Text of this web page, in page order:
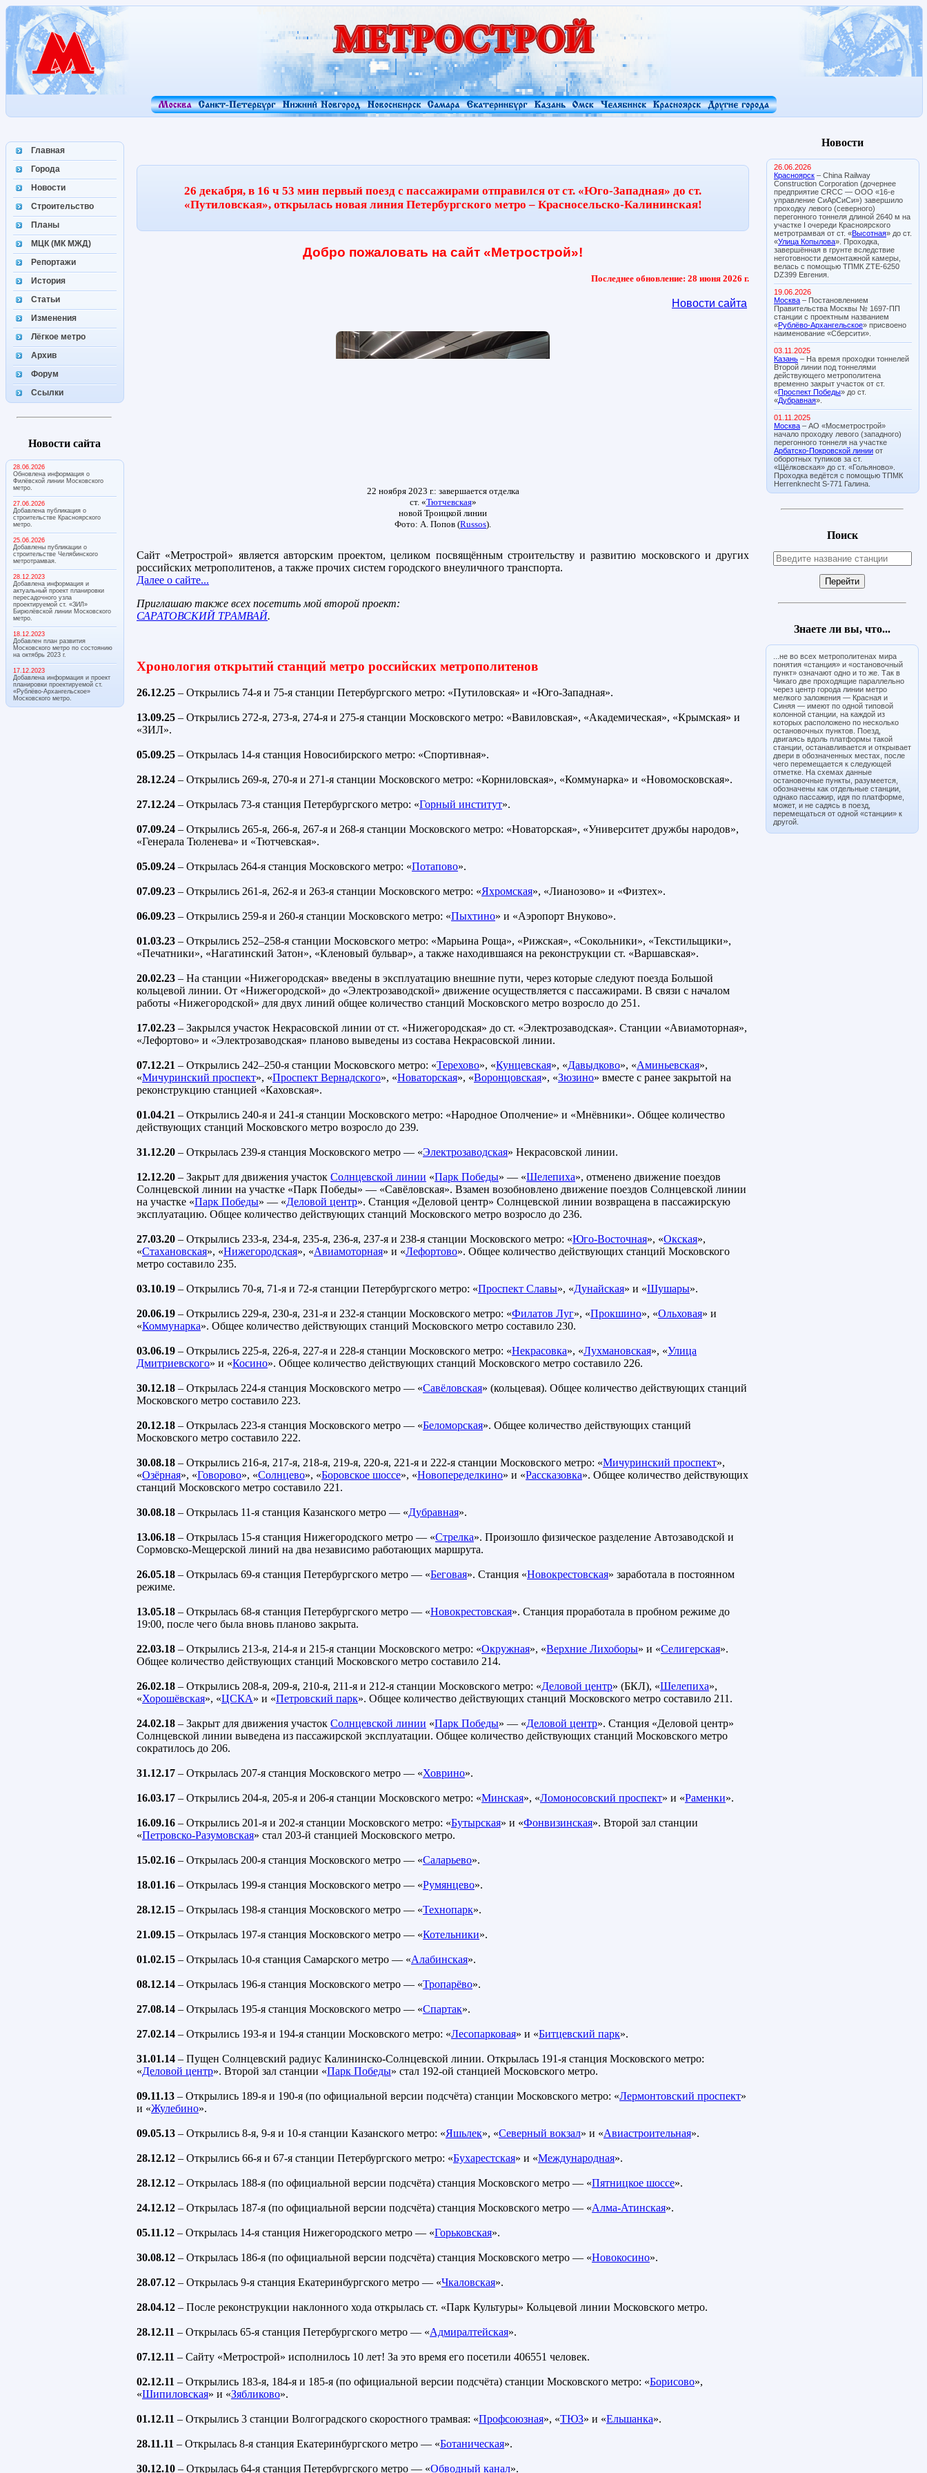
Главная
Города
Новости
Строительство
Планы
МЦК (МК МЖД)
Репортажи
История
Статьи
Изменения
Лёгкое метро
Архив
Форум
Ссылки
Новости сайта
28.06.2026
Обновлена информация о
Филёвской линии Московского
метро.
27.06.2026
Добавлена публикация о
строительстве Красноярского
метро.
25.06.2026
Добавлены публикации о
строительстве Челябинского
метротрамвая.
28.12.2023
Добавлена информация и
актуальный проект планировки
пересадочного узла
проектируемой ст. «ЗИЛ»
Бирюлёвской линии Московского
метро.
18.12.2023
Добавлен план развития
Московского метро по состоянию
на октябрь 2023 г.
17.12.2023
Добавлена информация и проект
планировки проектируемой ст.
«Рублёво-Архангельское»
Московского метро.
Новости
26.06.2026
Красноярск – China Railway
Construction Corporation (дочернее
предприятие CRCC — ООО «16-е
управление СиАрСиСи») завершило
проходку левого (северного)
перегонного тоннеля длиной 2640 м на
участке I очереди Красноярского
метротрамвая от ст. «Высотная» до ст.
«Улица Копылова». Проходка,
завершённая в грунте вследствие
неготовности демонтажной камеры,
велась с помощью ТПМК ZTE-6250
DZ399 Евгения.
19.06.2026
Москва – Постановлением
Правительства Москвы № 1697-ПП
станции с проектным названием
«Рублёво-Архангельское» присвоено
наименование «Сберсити».
03.11.2025
Казань – На время проходки тоннелей
Второй линии под тоннелями
действующего метрополитена
временно закрыт участок от ст.
«Проспект Победы» до ст.
«Дубравная».
01.11.2025
Москва – АО «Мосметрострой»
начало проходку левого (западного)
перегонного тоннеля на участке
Арбатско-Покровской линии от
оборотных тупиков за ст.
«Щёлковская» до ст. «Гольяново».
Проходка ведётся с помощью ТПМК
Herrenknecht S-771 Галина.
Поиск
Знаете ли вы, что...
...не во всех метрополитенах мира
понятия «станция» и «остановочный
пункт» означают одно и то же. Так в
Чикаго две проходящие параллельно
через центр города линии метро
мелкого заложения — Красная и
Синяя — имеют по одной типовой
колонной станции, на каждой из
которых расположено по несколько
остановочных пунктов. Поезд,
двигаясь вдоль платформы такой
станции, останавливается и открывает
двери в обозначенных местах, после
чего перемещается к следующей
отметке. На схемах данные
остановочные пункты, разумеется,
обозначены как отдельные станции,
однако пассажир, идя по платформе,
может, и не садясь в поезд,
перемещаться от одной «станции» к
другой.
26 декабря, в 16 ч 53 мин первый поезд с пассажирами отправился от ст. «Юго-Западная» до ст.
«Путиловская», открылась новая линия Петербургского метро – Красносельско-Калининская!
Добро пожаловать на сайт «Метрострой»!
Последнее обновление: 28 июня 2026 г.
Новости сайта
22 ноября 2023 г.: завершается отделка
ст. «Тютчевская»
новой Троицкой линии
Фото: А. Попов (Russos).
Сайт «Метрострой» является авторским проектом, целиком посвящённым строительству и развитию московского и других
российских метрополитенов, а также прочих систем городского внеуличного транспорта.
Далее о сайте...
Приглашаю также всех посетить мой второй проект:
САРАТОВСКИЙ ТРАМВАЙ.
Хронология открытий станций метро российских метрополитенов
26.12.25 – Открылись 74-я и 75-я станции Петербургского метро: «Путиловская» и «Юго-Западная».
13.09.25 – Открылись 272-я, 273-я, 274-я и 275-я станции Московского метро: «Вавиловская», «Академическая», «Крымская» и
«ЗИЛ».
05.09.25 – Открылась 14-я станция Новосибирского метро: «Спортивная».
28.12.24 – Открылись 269-я, 270-я и 271-я станции Московского метро: «Корниловская», «Коммунарка» и «Новомосковская».
27.12.24 – Открылась 73-я станция Петербургского метро: «Горный институт».
07.09.24 – Открылись 265-я, 266-я, 267-я и 268-я станции Московского метро: «Новаторская», «Университет дружбы народов»,
«Генерала Тюленева» и «Тютчевская».
05.09.24 – Открылась 264-я станция Московского метро: «Потапово».
07.09.23 – Открылись 261-я, 262-я и 263-я станции Московского метро: «Яхромская», «Лианозово» и «Физтех».
06.09.23 – Открылись 259-я и 260-я станции Московского метро: «Пыхтино» и «Аэропорт Внуково».
01.03.23 – Открылись 252–258-я станции Московского метро: «Марьина Роща», «Рижская», «Сокольники», «Текстильщики»,
«Печатники», «Нагатинский Затон», «Кленовый бульвар», а также находившаяся на реконструкции ст. «Варшавская».
20.02.23 – На станции «Нижегородская» введены в эксплуатацию внешние пути, через которые следуют поезда Большой
кольцевой линии. От «Нижегородской» до «Электрозаводской» движение осуществляется с пассажирами. В связи с началом
работы «Нижегородской» для двух линий общее количество станций Московского метро возросло до 251.
17.02.23 – Закрылся участок Некрасовской линии от ст. «Нижегородская» до ст. «Электрозаводская». Станции «Авиамоторная»,
«Лефортово» и «Электрозаводская» планово выведены из состава Некрасовской линии.
07.12.21 – Открылись 242–250-я станции Московского метро: «Терехово», «Кунцевская», «Давыдково», «Аминьевская»,
«Мичуринский проспект», «Проспект Вернадского», «Новаторская», «Воронцовская», «Зюзино» вместе с ранее закрытой на
реконструкцию станцией «Каховская».
01.04.21 – Открылись 240-я и 241-я станции Московского метро: «Народное Ополчение» и «Мнёвники». Общее количество
действующих станций Московского метро возросло до 239.
31.12.20 – Открылась 239-я станция Московского метро — «Электрозаводская» Некрасовской линии.
12.12.20 – Закрыт для движения участок Солнцевской линии «Парк Победы» — «Шелепиха», отменено движение поездов
Солнцевской линии на участке «Парк Победы» — «Савёловская». Взамен возобновлено движение поездов Солнцевской линии
на участке «Парк Победы» — «Деловой центр». Станция «Деловой центр» Солнцевской линии возвращена в пассажирскую
эксплуатацию. Общее количество действующих станций Московского метро возросло до 236.
27.03.20 – Открылись 233-я, 234-я, 235-я, 236-я, 237-я и 238-я станции Московского метро: «Юго-Восточная», «Окская»,
«Стахановская», «Нижегородская», «Авиамоторная» и «Лефортово». Общее количество действующих станций Московского
метро составило 235.
03.10.19 – Открылись 70-я, 71-я и 72-я станции Петербургского метро: «Проспект Славы», «Дунайская» и «Шушары».
20.06.19 – Открылись 229-я, 230-я, 231-я и 232-я станции Московского метро: «Филатов Луг», «Прокшино», «Ольховая» и
«Коммунарка». Общее количество действующих станций Московского метро составило 230.
03.06.19 – Открылись 225-я, 226-я, 227-я и 228-я станции Московского метро: «Некрасовка», «Лухмановская», «Улица
Дмитриевского» и «Косино». Общее количество действующих станций Московского метро составило 226.
30.12.18 – Открылась 224-я станция Московского метро — «Савёловская» (кольцевая). Общее количество действующих станций
Московского метро составило 223.
20.12.18 – Открылась 223-я станция Московского метро — «Беломорская». Общее количество действующих станций
Московского метро составило 222.
30.08.18 – Открылись 216-я, 217-я, 218-я, 219-я, 220-я, 221-я и 222-я станции Московского метро: «Мичуринский проспект»,
«Озёрная», «Говорово», «Солнцево», «Боровское шоссе», «Новопеределкино» и «Рассказовка». Общее количество действующих
станций Московского метро составило 221.
30.08.18 – Открылась 11-я станция Казанского метро — «Дубравная».
13.06.18 – Открылась 15-я станция Нижегородского метро — «Стрелка». Произошло физическое разделение Автозаводской и
Сормовско-Мещерской линий на два независимо работающих маршрута.
26.05.18 – Открылась 69-я станция Петербургского метро — «Беговая». Станция «Новокрестовская» заработала в постоянном
режиме.
13.05.18 – Открылась 68-я станция Петербургского метро — «Новокрестовская». Станция проработала в пробном режиме до
19:00, после чего была вновь планово закрыта.
22.03.18 – Открылись 213-я, 214-я и 215-я станции Московского метро: «Окружная», «Верхние Лихоборы» и «Селигерская».
Общее количество действующих станций Московского метро составило 214.
26.02.18 – Открылись 208-я, 209-я, 210-я, 211-я и 212-я станции Московского метро: «Деловой центр» (БКЛ), «Шелепиха»,
«Хорошёвская», «ЦСКА» и «Петровский парк». Общее количество действующих станций Московского метро составило 211.
24.02.18 – Закрыт для движения участок Солнцевской линии «Парк Победы» — «Деловой центр». Станция «Деловой центр»
Солнцевской линии выведена из пассажирской эксплуатации. Общее количество действующих станций Московского метро
сократилось до 206.
31.12.17 – Открылась 207-я станция Московского метро — «Ховрино».
16.03.17 – Открылись 204-я, 205-я и 206-я станции Московского метро: «Минская», «Ломоносовский проспект» и «Раменки».
16.09.16 – Открылись 201-я и 202-я станции Московского метро: «Бутырская» и «Фонвизинская». Второй зал станции
«Петровско-Разумовская» стал 203-й станцией Московского метро.
15.02.16 – Открылась 200-я станция Московского метро — «Саларьево».
18.01.16 – Открылась 199-я станция Московского метро — «Румянцево».
28.12.15 – Открылась 198-я станция Московского метро — «Технопарк».
21.09.15 – Открылась 197-я станция Московского метро — «Котельники».
01.02.15 – Открылась 10-я станция Самарского метро — «Алабинская».
08.12.14 – Открылась 196-я станция Московского метро — «Тропарёво».
27.08.14 – Открылась 195-я станция Московского метро — «Спартак».
27.02.14 – Открылись 193-я и 194-я станции Московского метро: «Лесопарковая» и «Битцевский парк».
31.01.14 – Пущен Солнцевский радиус Калининско-Солнцевской линии. Открылась 191-я станция Московского метро:
«Деловой центр». Второй зал станции «Парк Победы» стал 192-ой станцией Московского метро.
09.11.13 – Открылись 189-я и 190-я (по официальной версии подсчёта) станции Московского метро: «Лермонтовский проспект»
и «Жулебино».
09.05.13 – Открылись 8-я, 9-я и 10-я станции Казанского метро: «Яшьлек», «Северный вокзал» и «Авиастроительная».
28.12.12 – Открылись 66-я и 67-я станции Петербургского метро: «Бухарестская» и «Международная».
28.12.12 – Открылась 188-я (по официальной версии подсчёта) станция Московского метро — «Пятницкое шоссе».
24.12.12 – Открылась 187-я (по официальной версии подсчёта) станция Московского метро — «Алма-Атинская».
05.11.12 – Открылась 14-я станция Нижегородского метро — «Горьковская».
30.08.12 – Открылась 186-я (по официальной версии подсчёта) станция Московского метро — «Новокосино».
28.07.12 – Открылась 9-я станция Екатеринбургского метро — «Чкаловская».
28.04.12 – После реконструкции наклонного хода открылась ст. «Парк Культуры» Кольцевой линии Московского метро.
28.12.11 – Открылась 65-я станция Петербургского метро — «Адмиралтейская».
07.12.11 – Сайту «Метрострой» исполнилось 10 лет! За это время его посетили 406551 человек.
02.12.11 – Открылись 183-я, 184-я и 185-я (по официальной версии подсчёта) станции Московского метро: «Борисово»,
«Шипиловская» и «Зябликово».
01.12.11 – Открылись 3 станции Волгоградского скоростного трамвая: «Профсоюзная», «ТЮЗ» и «Ельшанка».
28.11.11 – Открылась 8-я станция Екатеринбургского метро — «Ботаническая».
30.12.10 – Открылась 64-я станция Петербургского метро — «Обводный канал».